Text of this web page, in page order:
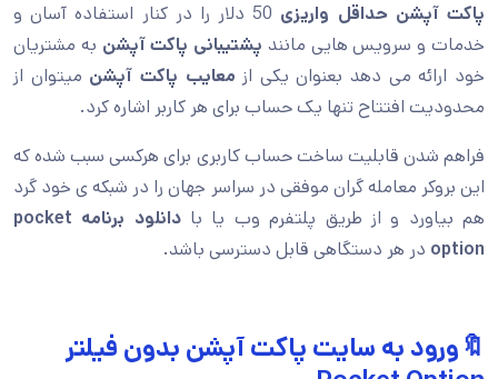
پاکت آپشن حداقل واریزی
50 دلار را در کنار استفاده آسان و
خدمات و سرویس هایی مانند پشتیبانی پاکت آپشن به مشتریان
خود ارائه می دهد بعنوان یکی از معایب پاکت آپشن میتوان از
محدودیت افتتاح تنها یک حساب برای هر کاربر اشاره کرد.
فراهم شدن قابلیت ساخت حساب کاربری برای هرکسی سبب شده که
این بروکر معامله گران موفقی در سراسر جهان را در شبکه ی خود گرد
هم بیاورد و از طریق پلتفرم وب یا با
دانلود برنامه pocket
option در هر دستگاهی قابل دسترسی باشد.
🔖ورود به سایت پاکت آپشن بدون فیلتر